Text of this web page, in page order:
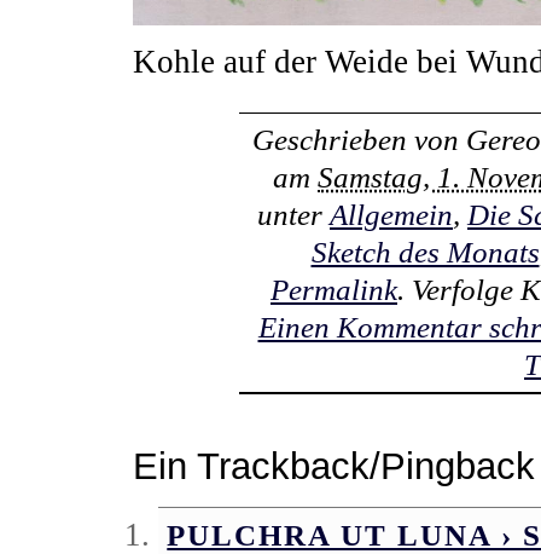
Kohle auf der Weide bei
Geschrieben von
am Samstag, 1.
unter Allgemein, Die
Sketch des Monats
Permalink. Verfolge
Einen Kommentar
Ein Trackback/Pingback
PULCHRA UT LUNA ›